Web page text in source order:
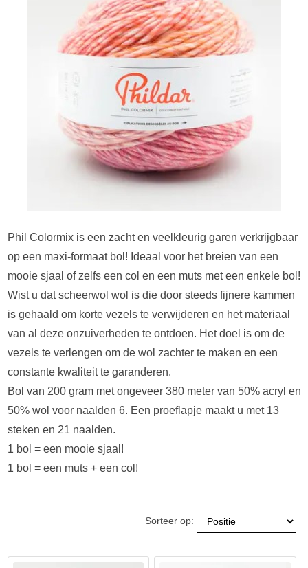
Phil Colormix is een zacht en veelkleurig garen verkrijgbaar
op een maxi-formaat bol! Ideaal voor het breien van een
mooie sjaal of zelfs een col en een muts met een enkele bol!
Wist u dat scheerwol wol is die door steeds fijnere kammen
is gehaald om korte vezels te verwijderen en het materiaal
van al deze onzuiverheden te ontdoen. Het doel is om de
vezels te verlengen om de wol zachter te maken en een
constante kwaliteit te garanderen.
Bol van 200 gram met ongeveer 380 meter van 50% acryl en
50% wol voor naalden 6. Een proeflapje maakt u met 13
steken en 21 naalden.
1 bol = een mooie sjaal!
1 bol = een muts + een col!
Sorteer op: